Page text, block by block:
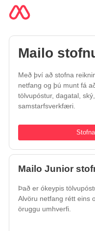
Mailo
Með því að stofna
netfang og þú munt fá
tölvupóstur, dagatal,
samstarfsverkfæri.
Mailo Junior
Það er ókeypis
Alvöru netfang rétt eins
öruggu umhverfi.